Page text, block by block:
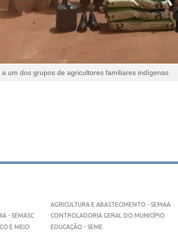
um dos grupos de agricultores familiares indígenas
AGRICULTURA E ABASTECIMENTO - SEMAA
- SEMASC
CONTROLADORIA GERAL DO MUNICÍPIO
E MEIO
EDUCAÇÃO - SEME